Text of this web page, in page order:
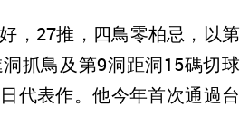
，27推，四鳥零柏忌，以第
抓鳥及第9洞距洞15碼切球
代表作。他今年首次通過台